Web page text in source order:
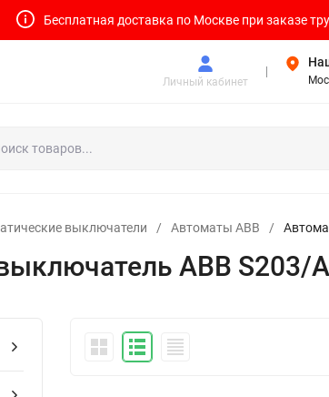
Бесплатная доставка по Москве при заказе
Личный кабинет
выключатели / Автоматы ABB /
ABB S203/